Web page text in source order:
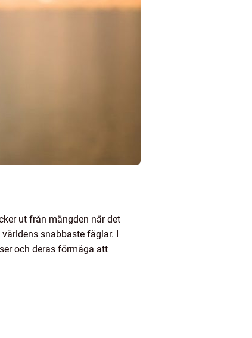
ut från mängden när det
snabbaste fåglar. I
och deras förmåga att